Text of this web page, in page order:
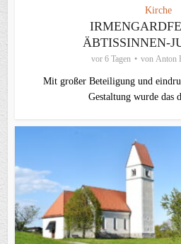
Kirche
ÄBTISSINNEN-
vor 6 Tagen von Anton
Mit großer Beteiligung und
Gestaltung wurde das